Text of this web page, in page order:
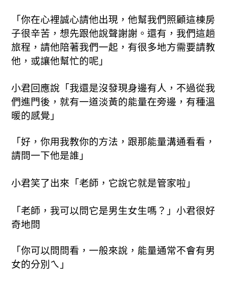
「你在心裡誠心請他出現，他幫我們照顧這棟房
子很辛苦，想先跟他說聲謝謝。還有，我們這趟
旅程，請他陪著我們一起，有很多地方需要請教
他，或讓他幫忙的呢」
小君回應說「我還是沒發現身邊有人，不過從我
們進門後，就有一道淡黃的能量在旁邊，有種溫
暖的感覺」
「好，你用我教你的方法，跟那能量溝通看看，
請問一下他是誰」
小君笑了出來「老師，它說它就是管家啦」
「老師，我可以問它是男生女生嗎？」小君很好
奇地問
「你可以問問看，一般來說，能量通常不會有男
女的分別ㄟ」